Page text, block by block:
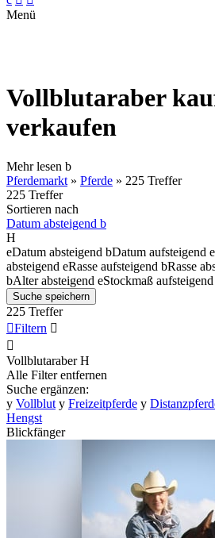
Menü
Vollblutaraber
verkaufen
Mehr lesen b
Pferdemarkt » Pferde » 225 Treffer
225 Treffer
Sortieren nach
Datum absteigend b
H
eDatum absteigend bDatum aufsteigend e
absteigend eRasse aufsteigend bRasse
bAlter absteigend eStockmaß aufsteigend
Suche speichern
225 Treffer
Filtern 

Vollblutaraber H
Alle Filter entfernen
Suche ergänzen:
y Vollblut y Freizeitpferde y
Hengst
Blickfänger